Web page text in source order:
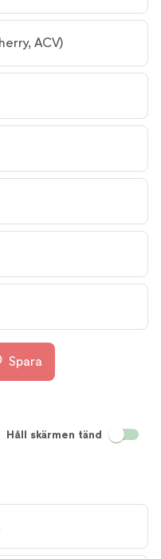
ACV)
Spara
Håll skärmen tänd